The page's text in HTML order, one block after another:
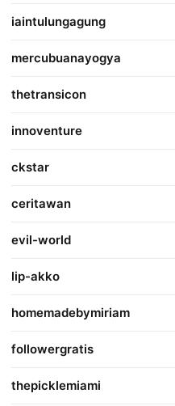
iaintulungagung
mercubuanayogya
thetransicon
innoventure
ckstar
ceritawan
evil-world
lip-akko
homemadebymiriam
followergratis
thepicklemiami